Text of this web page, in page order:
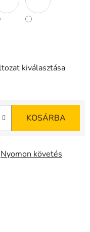
kiválasztása
KOSÁRBA
Nyomon követés